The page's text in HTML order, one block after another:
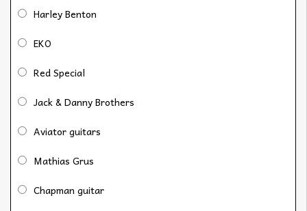
Harley Benton
EKO
Red Special
Jack & Danny Brothers
Aviator guitars
Mathias Grus
Chapman guitar